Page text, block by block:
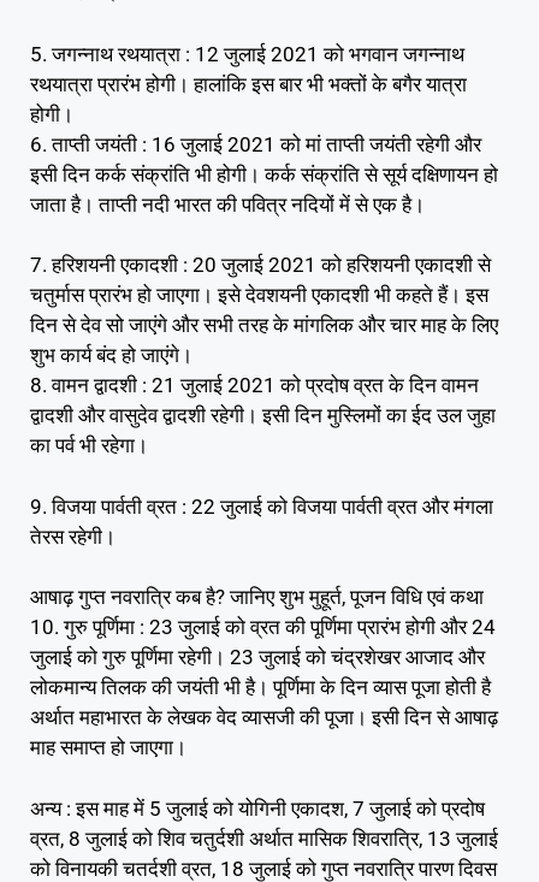
5. जगन्नाथ रथयात्रा : 12 जुलाई 2021 को भगवान जगन्नाथ
रथयात्रा प्रारंभ होगी। हालांकि इस बार भी भक्तों के बगैर यात्रा
होगी।
6. ताप्ती जयंती : 16 जुलाई 2021 को मां ताप्ती जयंती रहेगी और
इसी दिन कर्क संक्रांति भी होगी। कर्क संक्रांति से सूर्य दक्षिणायन हो
जाता है। ताप्ती नदी भारत की पवित्र नदियों में से एक है।
7. हरिशयनी एकादशी : 20 जुलाई 2021 को हरिशयनी एकादशी से
चतुर्मास प्रारंभ हो जाएगा। इसे देवशयनी एकादशी भी कहते हैं। इस
दिन से देव सो जाएंगे और सभी तरह के मांगलिक और चार माह के लिए
शुभ कार्य बंद हो जाएंगे।
8. वामन द्वादशी : 21 जुलाई 2021 को प्रदोष व्रत के दिन वामन
द्वादशी और वासुदेव द्वादशी रहेगी। इसी दिन मुस्लिमों का ईद उल जुहा
का पर्व भी रहेगा।
9. विजया पार्वती व्रत : 22 जुलाई को विजया पार्वती व्रत और मंगला
तेरस रहेगी।
आषाढ़ गुप्त नवरात्रि कब है? जानिए शुभ मुहूर्त, पूजन विधि एवं कथा
10. गुरु पूर्णिमा : 23 जुलाई को व्रत की पूर्णिमा प्रारंभ होगी और 24
जुलाई को गुरु पूर्णिमा रहेगी। 23 जुलाई को चंद्रशेखर आजाद और
लोकमान्य तिलक की जयंती भी है। पूर्णिमा के दिन व्यास पूजा होती है
अर्थात महाभारत के लेखक वेद व्यासजी की पूजा। इसी दिन से आषाढ़
माह समाप्त हो जाएगा।
अन्य : इस माह में 5 जुलाई को योगिनी एकादश, 7 जुलाई को प्रदोष
व्रत, 8 जुलाई को शिव चतुर्दशी अर्थात मासिक शिवरात्रि, 13 जुलाई
को विनायकी चतर्दशी व्रत, 18 जुलाई को गुप्त नवरात्रि पारण दिवस